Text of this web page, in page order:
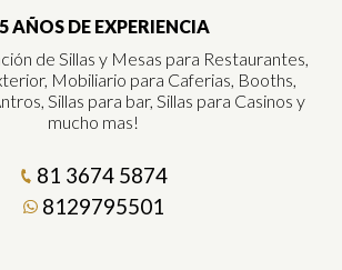
AÑOS DE EXPERIENCIA
de Sillas y Mesas para Restaurantes,
Mobiliario para Caferias, Booths,
Sillas para bar, Sillas para Casinos y
mucho mas!
81 3674 5874
8129795501